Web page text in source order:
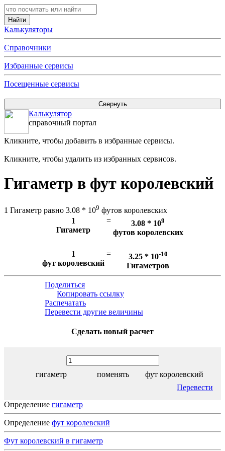
Калькуляторы
Справочники
Избранные сервисы
Посещенные сервисы
Калькулятор
справочный портал
Кликните, чтобы добавить в избранные сервисы.
Кликните, чтобы удалить из избранных сервисов.
Гигаметр в фут королевский
1 Гигаметр равно 3.08 * 109 футов королевских
1
Гигаметр
= 3.08 * 109
футов королевских
1
фут королевский
= 3.25 * 10-10
Гигаметров
Поделиться
Копировать ссылку
Распечатать
Перевести другие величины
Сделать новый расчет
гигаметр поменять
фут королевский
Перевести
Определение гигаметр
Определение фут королевский
Фут королевский в гигаметр